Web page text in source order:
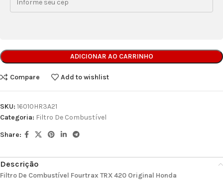
ADICIONAR AO CARRINHO
Compare Add to wishlist
SKU: 16010HR3A21
Categoria: Filtro De Combustível
Share:
Descrição
Filtro De Combustível Fourtrax TRX 420 Original Honda